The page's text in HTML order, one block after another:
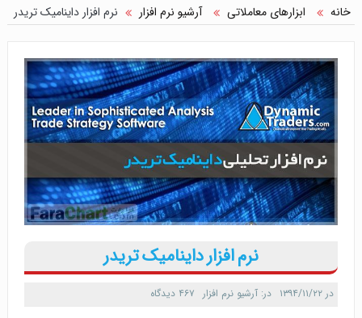
خانه ابزارهای معاملاتی آرشیو نرم افزار نرم افزار داینامیک تریدر
نرم افزار داینامیک تریدر
در ۱۳۹۴/۱۱/۲۲ در: آرشیو نرم افزار ۴۶۷ دیدگاه